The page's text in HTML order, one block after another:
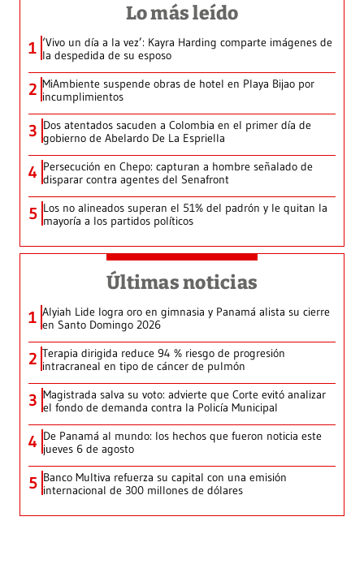
Lo más leído
1 ‘Vivo un día a la vez’: Kayra Harding comparte imágenes de
la despedida de su esposo
2 MiAmbiente suspende obras de hotel en Playa Bijao por
incumplimientos
3 Dos atentados sacuden a Colombia en el primer día de
gobierno de Abelardo De La Espriella
4 Persecución en Chepo: capturan a hombre señalado de
disparar contra agentes del Senafront
5 Los no alineados superan el 51% del padrón y le quitan la
mayoría a los partidos políticos
Últimas noticias
1 Alyiah Lide logra oro en gimnasia y Panamá alista su cierre
en Santo Domingo 2026
2 Terapia dirigida reduce 94 % riesgo de progresión
intracraneal en tipo de cáncer de pulmón
3 Magistrada salva su voto: advierte que Corte evitó analizar
el fondo de demanda contra la Policía Municipal
4 De Panamá al mundo: los hechos que fueron noticia este
jueves 6 de agosto
5 Banco Multiva refuerza su capital con una emisión
internacional de 300 millones de dólares